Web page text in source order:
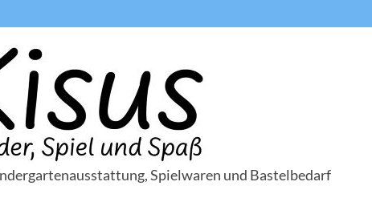
Spielwaren und Bastelbedarf